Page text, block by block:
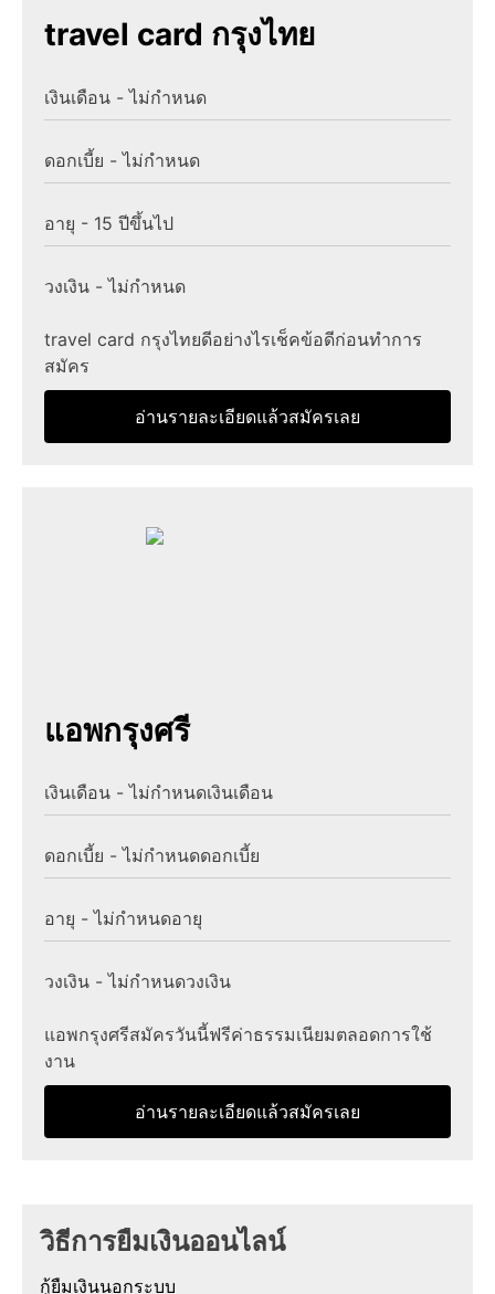
travel card กรุงไทย
เงินเดือน - ไม่กำหนด
ดอกเบี้ย - ไม่กำหนด
อายุ - 15 ปีขึ้นไป
วงเงิน - ไม่กำหนด
travel card กรุงไทยดีอย่างไรเช็คข้อดีก่อนทำการ
สมัคร
อ่านรายละเอียดแล้วสมัครเลย
แอพกรุงศรี
เงินเดือน - ไม่กำหนดเงินเดือน
ดอกเบี้ย - ไม่กำหนดดอกเบี้ย
อายุ - ไม่กำหนดอายุ
วงเงิน - ไม่กำหนดวงเงิน
แอพกรุงศรีสมัครวันนี้ฟรีค่าธรรมเนียมตลอดการใช้
งาน
อ่านรายละเอียดแล้วสมัครเลย
วิธีการยืมเงินออนไลน์
กู้ยืมเงินนอกระบบ